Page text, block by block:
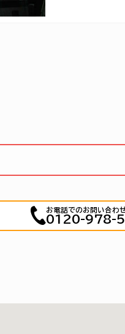
お電話でのお問い合わ
0120-978-